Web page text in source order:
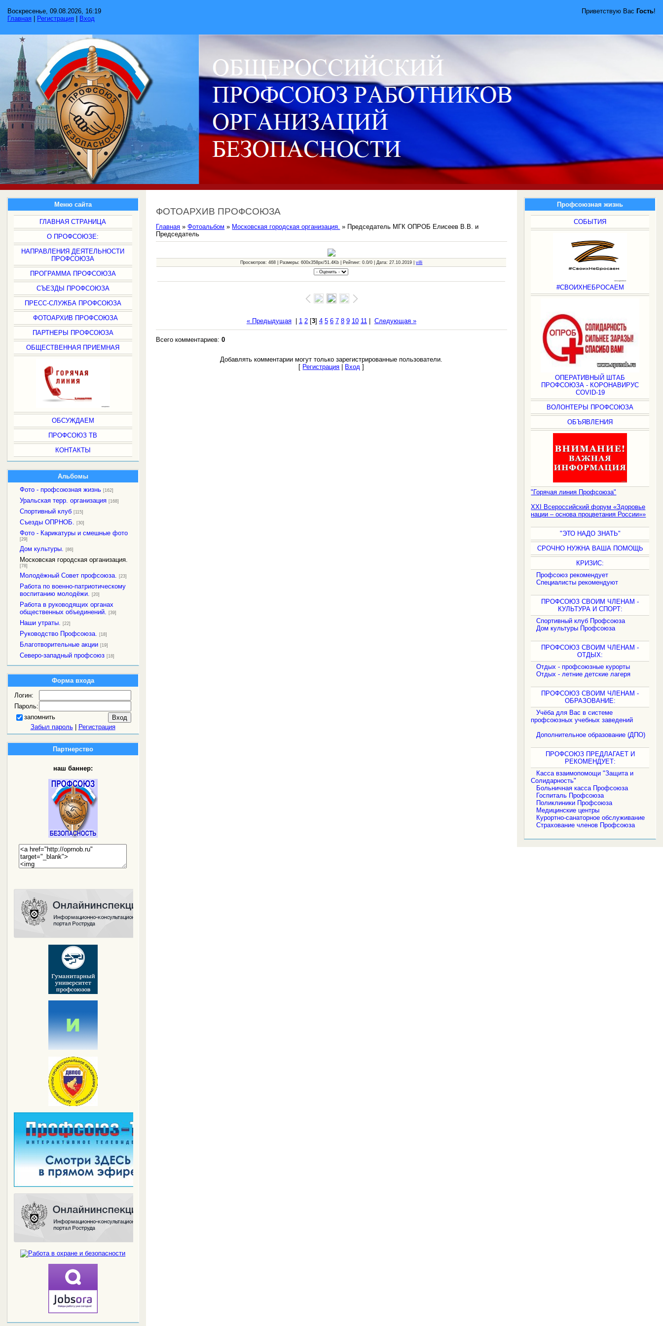
Приветствую Вас Гость!
Воскресенье, 09.08.2026, 16:19
Главная
Регистрация Вход
Меню сайта
ГЛАВНАЯ СТРАНИЦА
О ПРОФСОЮЗЕ:
НАПРАВЛЕНИЯ ДЕЯТЕЛЬНОСТИ
ПРОФСОЮЗА
ПРОГРАММА ПРОФСОЮЗА
СЪЕЗДЫ ПРОФСОЮЗА
ПРЕСС-СЛУЖБА ПРОФСОЮЗА
ФОТОАРХИВ ПРОФСОЮЗА
ПАРТНЕРЫ ПРОФСОЮЗА
ОБЩЕСТВЕННАЯ ПРИЕМНАЯ
ОБСУЖДАЕМ
ПРОФСОЮЗ ТВ
КОНТАКТЫ
Альбомы
Фото - профсоюзная жизнь [162]
Уральская терр. организация [168]
Спортивный клуб [115]
Съезды ОПРНОБ. [30]
Фото - Карикатуры и смешные фото
[29]
Дом культуры. [86]
Московская городская организация.
[78]
Молодёжный Совет профсоюза. [23]
Работа по военно-патриотическому
воспитанию молодёжи. [20]
Работа в руководящих органах
общественных объединений. [39]
Наши утраты. [22]
Руководство Профсоюза. [18]
Благотворительные акции [19]
Северо-западный профсоюз [18]
Форма входа
Логин:
Пароль:
запомнить
Забыл пароль| Регистрация
Партнерство
наш баннер:
Профсоюзная жизнь
СОБЫТИЯ
#СВОИХНЕБРОСАЕМ
ОПЕРАТИВНЫЙ ШТАБ
ПРОФСОЮЗА - КОРОНАВИРУС
COVID-19
ВОЛОНТЕРЫ ПРОФСОЮЗА
ОБЪЯВЛЕНИЯ
"Горячая линия Профсоюза"
XXI Всероссийский форум «Здоровье
нации – основа процветания России»»
"ЭТО НАДО ЗНАТЬ"
СРОЧНО НУЖНА ВАША ПОМОЩЬ
КРИЗИС:
Профсоюз рекомендует
Специалисты рекомендуют
ПРОФСОЮЗ СВОИМ ЧЛЕНАМ -
КУЛЬТУРА И СПОРТ:
Спортивный клуб Профсоюза
Дом культуры Профсоюза
ПРОФСОЮЗ СВОИМ ЧЛЕНАМ -
ОТДЫХ:
Отдых - профсоюзные курорты
Отдых - летние детские лагеря
ПРОФСОЮЗ СВОИМ ЧЛЕНАМ -
ОБРАЗОВАНИЕ:
Учёба для Вас в системе
профсоюзных учебных заведений
Дополнительное образование (ДПО)
ПРОФСОЮЗ ПРЕДЛАГАЕТ И
РЕКОМЕНДУЕТ:
Касса взаимопомощи "Защита и
Солидарность"
Больничная касса Профсоюза
Госпиталь Профсоюза
Поликлиники Профсоюза
Медицинские центры
Курортно-санаторное обслуживание
Страхование членов Профсоюза
ФОТОАРХИВ ПРОФСОЮЗА
Главная »Фотоальбом » Московская городская организация. » Председатель МГК ОПРОБ Елисеев В.В. и
Председатель
Просмотров: 468 | Размеры: 600x358px/51.4Kb | Рейтинг: 0.0/0 | Дата: 27.10.2019 |villi
« Предыдущая| 1 2[3] 4 5 6 7 8 9 10 11| Следующая »
Всего комментариев:0
Добавлять комментарии могут только зарегистрированные пользователи.
[ Регистрация | Вход ]